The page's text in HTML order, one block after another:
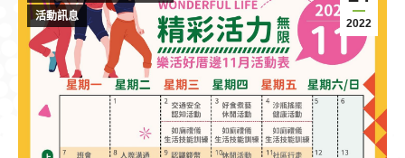
2022
活動訊息